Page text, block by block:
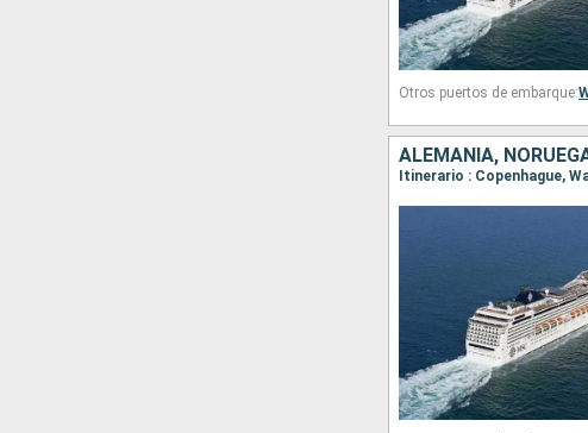
Otros puertos de embarque:
ALEMANIA,
Itinerario : Copenhague,